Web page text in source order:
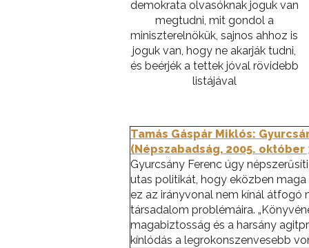
demokrata olvasóknak joguk van
megtudni, mit gondol a
miniszterelnökük, sajnos ahhoz is
joguk van, hogy ne akarják tudni,
és beérjék a tettek jóval rövidebb
listájával
Tamás Gáspár Miklós:
(Népszabadság, 2005. október
Gyurcsány Ferenc úgy
utas politikát, hogy eközben
ez az irányvonal nem kínál átfogó
társadalom problémáira.
magabiztosság és a harsány
kínlódás a legrokonszenvesebb